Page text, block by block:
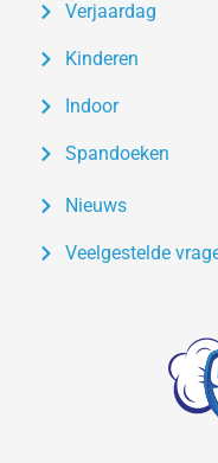
Verjaardag
Kinderen
Indoor
Spandoeken
Nieuws
Veelgestelde